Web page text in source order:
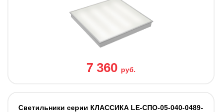
7 360 руб.
Светильники cерии КЛАССИКА LE-СПО-05-040-0489-